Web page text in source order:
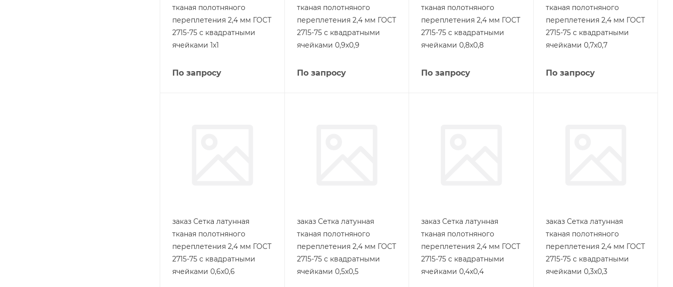
тканая полотняного
переплетения 2,4 мм ГОСТ
2715-75 с квадратными
ячейками 1х1
По запросу
тканая полотняного
переплетения 2,4 мм ГОСТ
2715-75 с квадратными
ячейками 0,9х0,9
По запросу
тканая полотняного
переплетения 2,4 мм ГОСТ
2715-75 с квадратными
ячейками 0,8х0,8
По запросу
тканая полотняного
переплетения 2,4 мм ГОСТ
2715-75 с квадратными
ячейками 0,7х0,7
По запросу
заказ Сетка латунная
тканая полотняного
переплетения 2,4 мм ГОСТ
2715-75 с квадратными
ячейками 0,6х0,6
заказ Сетка латунная
тканая полотняного
переплетения 2,4 мм ГОСТ
2715-75 с квадратными
ячейками 0,5х0,5
заказ Сетка латунная
тканая полотняного
переплетения 2,4 мм ГОСТ
2715-75 с квадратными
ячейками 0,4х0,4
заказ Сетка латунная
тканая полотняного
переплетения 2,4 мм ГОСТ
2715-75 с квадратными
ячейками 0,3х0,3